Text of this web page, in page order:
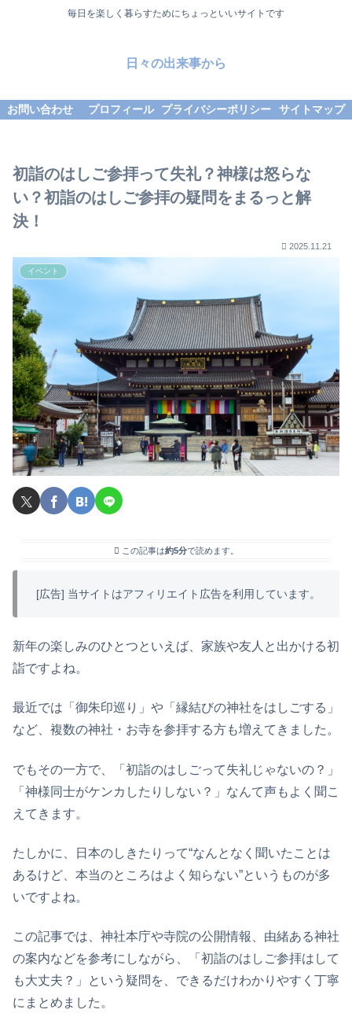
毎日を楽しく暮らすためにちょっといいサイトです
日々の出来事から
お問い合わせ プロフィール プライバシーポリシー サイトマップ
初詣のはしご参拝って失礼？神様は怒らな
い？初詣のはしご参拝の疑問をまるっと解
決！
2025.11.21
イベント
この記事は約5分で読めます。
[広告] 当サイトはアフィリエイト広告を利用しています。
新年の楽しみのひとつといえば、家族や友人と出かける初
詣ですよね。
最近では「御朱印巡り」や「縁結びの神社をはしごする」
など、複数の神社・お寺を参拝する方も増えてきました。
でもその一方で、「初詣のはしごって失礼じゃないの？」
「神様同士がケンカしたりしない？」なんて声もよく聞こ
えてきます。
たしかに、日本のしきたりって“なんとなく聞いたことは
あるけど、本当のところはよく知らない”というものが多
いですよね。
この記事では、神社本庁や寺院の公開情報、由緒ある神社
の案内などを参考にしながら、「初詣のはしご参拝はして
も大丈夫？」という疑問を、できるだけわかりやすく丁寧
にまとめました。